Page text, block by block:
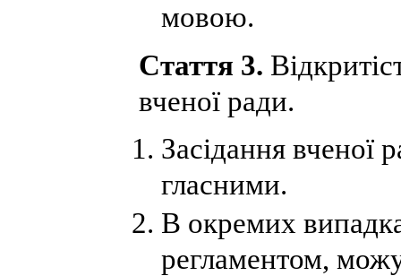
мовою.
Стаття 3.
вченої ради.
Засідання вченої
гласними.
В окремих
регламентом,